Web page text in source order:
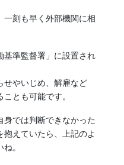
一刻も早く外部機関に相
基準監督署」に設置され
せやいじめ、解雇など
とも可能です。
身では判断できなかった
抱えていたら、上記のよ
。